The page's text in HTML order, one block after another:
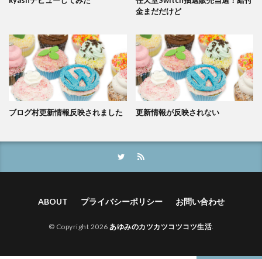
金まだだけど
ブログ村更新情報反映されました 更新情報が反映されない
ABOUT プライバシーポリシー お問い合わせ
© Copyright 2026 あゆみのカツカツコツコツ生活